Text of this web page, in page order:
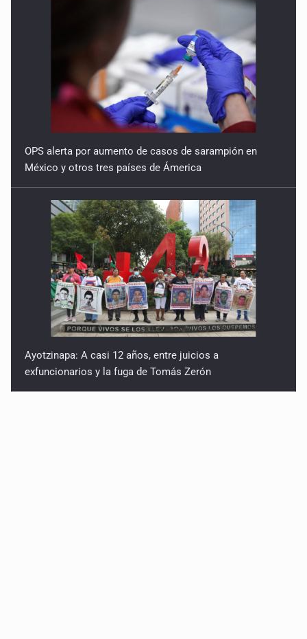
OPS alerta por aumento de casos de sarampión en
México y otros tres países de Ámerica
Ayotzinapa: A casi 12 años, entre juicios a
exfuncionarios y la fuga de Tomás Zerón